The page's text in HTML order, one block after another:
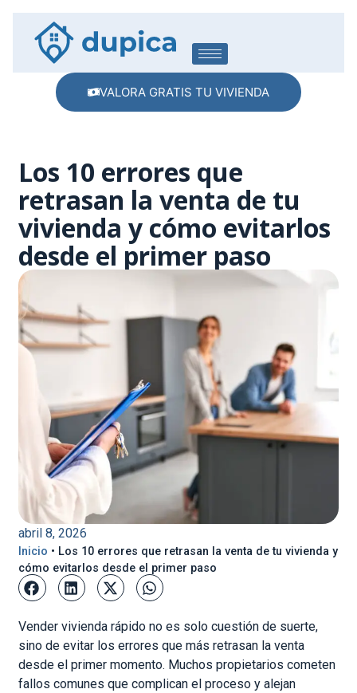
VALORA GRATIS TU VIVIENDA
Los 10 errores que
retrasan la venta de tu
vivienda y cómo evitarlos
desde el primer paso
abril 8, 2026
Inicio • Los 10 errores que retrasan la venta de tu vivienda y
cómo evitarlos desde el primer paso
Vender vivienda rápido no es solo cuestión de suerte,
sino de evitar los errores que más retrasan la venta
desde el primer momento. Muchos propietarios cometen
fallos comunes que complican el proceso y alejan